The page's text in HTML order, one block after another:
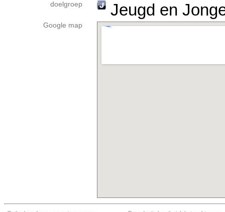
doelgroep Jeugd en
Google map